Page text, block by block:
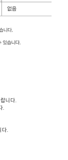
니다.
.
.